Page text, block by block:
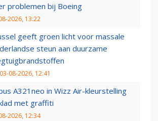
problemen bij Boeing
2026, 13:22
geeft groen licht voor massale
steun aan duurzame
03-08-2026, 12:41
A321neo in Wizz Air-kleurstelling
met graffiti
2026, 12:34